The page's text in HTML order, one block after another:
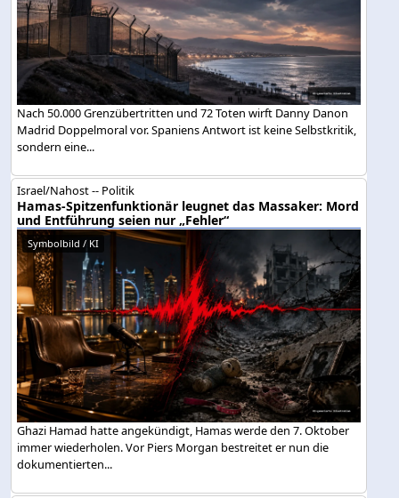
Nach 50.000 Grenzübertritten und 72 Toten wirft Danny Danon
Madrid Doppelmoral vor. Spaniens Antwort ist keine Selbstkritik,
sondern eine...
Israel/Nahost -- Politik
Hamas-Spitzenfunktionär leugnet das Massaker: Mord
und Entführung seien nur „Fehler“
Symbolbild / KI
Ghazi Hamad hatte angekündigt, Hamas werde den 7. Oktober
immer wiederholen. Vor Piers Morgan bestreitet er nun die
dokumentierten...